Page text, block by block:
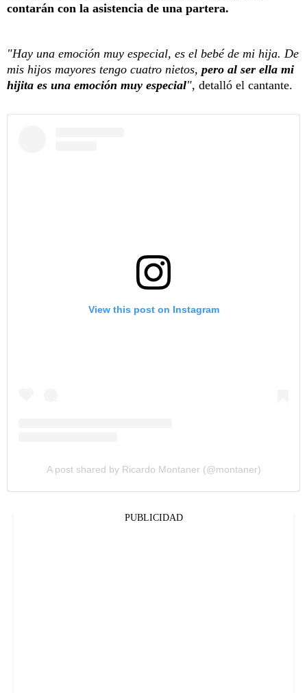
contarán con la asistencia de una partera.
"Hay una emoción muy especial, es el bebé de mi hija. De
mis hijos mayores tengo cuatro nietos, pero al ser ella mi
hijita es una emoción muy especial", detalló el cantante.
View this post on Instagram
A post shared by Ricardo Montaner (@montaner)
PUBLICIDAD